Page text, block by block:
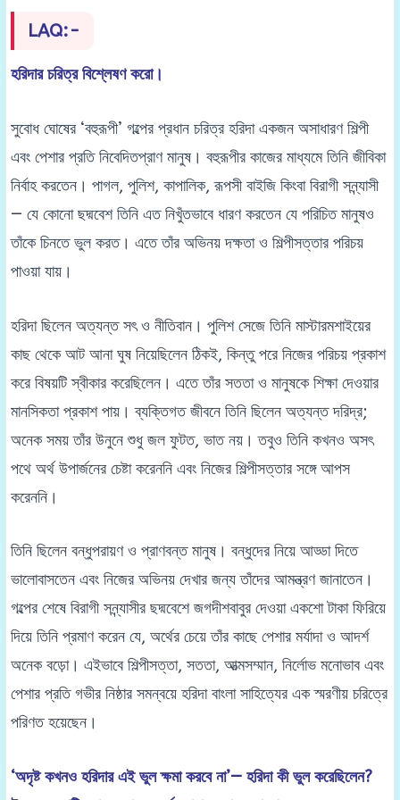
LAQ:-
হরিদার চরিত্র বিশ্লেষণ করো।
সুবোধ ঘোষের ‘বহুরূপী’ গল্পের প্রধান চরিত্র হরিদা একজন অসাধারণ শিল্পী
এবং পেশার প্রতি নিবেদিতপ্রাণ মানুষ। বহুরূপীর কাজের মাধ্যমে তিনি জীবিকা
নির্বাহ করতেন। পাগল, পুলিশ, কাপালিক, রূপসী বাইজি কিংবা বিরাগী সন্ন্যাসী
— যে কোনো ছদ্মবেশ তিনি এত নিখুঁতভাবে ধারণ করতেন যে পরিচিত মানুষও
তাঁকে চিনতে ভুল করত। এতে তাঁর অভিনয় দক্ষতা ও শিল্পীসত্তার পরিচয়
পাওয়া যায়।
হরিদা ছিলেন অত্যন্ত সৎ ও নীতিবান। পুলিশ সেজে তিনি মাস্টারমশাইয়ের
কাছ থেকে আট আনা ঘুষ নিয়েছিলেন ঠিকই, কিন্তু পরে নিজের পরিচয় প্রকাশ
করে বিষয়টি স্বীকার করেছিলেন। এতে তাঁর সততা ও মানুষকে শিক্ষা দেওয়ার
মানসিকতা প্রকাশ পায়। ব্যক্তিগত জীবনে তিনি ছিলেন অত্যন্ত দরিদ্র;
অনেক সময় তাঁর উনুনে শুধু জল ফুটত, ভাত নয়। তবুও তিনি কখনও অসৎ
পথে অর্থ উপার্জনের চেষ্টা করেননি এবং নিজের শিল্পীসত্তার সঙ্গে আপস
করেননি।
তিনি ছিলেন বন্ধুপরায়ণ ও প্রাণবন্ত মানুষ। বন্ধুদের নিয়ে আড্ডা দিতে
ভালোবাসতেন এবং নিজের অভিনয় দেখার জন্য তাঁদের আমন্ত্রণ জানাতেন।
গল্পের শেষে বিরাগী সন্ন্যাসীর ছদ্মবেশে জগদীশবাবুর দেওয়া একশো টাকা ফিরিয়ে
দিয়ে তিনি প্রমাণ করেন যে, অর্থের চেয়ে তাঁর কাছে পেশার মর্যাদা ও আদর্শ
অনেক বড়ো। এইভাবে শিল্পীসত্তা, সততা, আত্মসম্মান, নির্লোভ মনোভাব এবং
পেশার প্রতি গভীর নিষ্ঠার সমন্বয়ে হরিদা বাংলা সাহিত্যের এক স্মরণীয় চরিত্রে
পরিণত হয়েছেন।
‘অদৃষ্ট কখনও হরিদার এই ভুল ক্ষমা করবে না’— হরিদা কী ভুল করেছিলেন?